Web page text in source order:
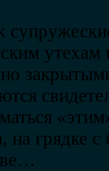
утехам
на грядке